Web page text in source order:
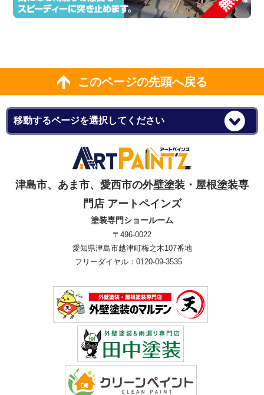
このページの先頭へ戻る
津島市、あま市、愛西市の外壁塗装・屋根塗装専
門店 アートペインズ
塗装専門ショールーム
〒496-0022
愛知県津島市越津町梅之木107番地
フリーダイヤル：0120-09-3535